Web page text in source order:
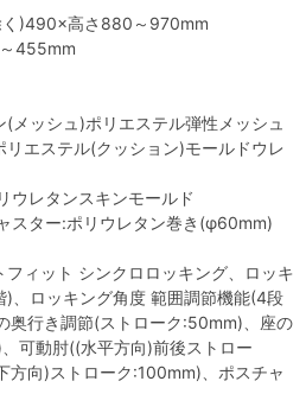
)490×高さ880～970mm
455mm
ッシュ)ポリエステル弾性メッシュ
エステル(クッション)モールドウレ
ウレタンスキンモールド
スター:ポリウレタン巻き(φ60mm)
ィット シンクロロッキング、ロッキ
)、ロッキング角度 範囲調節機能(4段
奥行き調節(ストローク:50mm)、座の
可動肘((水平方向)前後ストロー
方向)ストローク:100mm)、ポスチャ